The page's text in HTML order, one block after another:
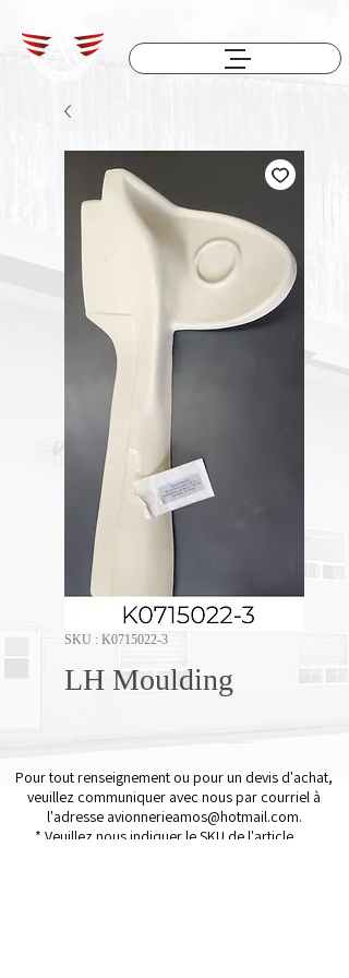
SKU : K0715022-3
LH Moulding
Pour tout renseignement ou pour un devis d'achat,
veuillez communiquer avec nous par courriel à
l'adresse avionnerieamos@hotmail.com.
* Veuillez nous indiquer le SKU de l'article.